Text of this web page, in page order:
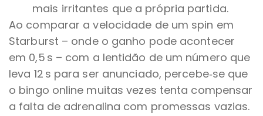
mais irritantes que a própria partida.
Ao comparar a velocidade de um spin em
Starburst – onde o ganho pode acontecer
em 0,5 s – com a lentidão de um número que
leva 12 s para ser anunciado, percebe‑se que
o bingo online muitas vezes tenta compensar
a falta de adrenalina com promessas vazias.